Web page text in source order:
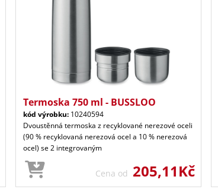
Termoska 750 ml - BUSSLOO
kód výrobku: 10240594
Dvoustěnná termoska z recyklované nerezové oceli
(90 % recyklovaná nerezová ocel a 10 % nerezová
ocel) se 2 integrovaným
Cena od 205,11Kč